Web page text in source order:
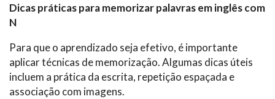
Dicas práticas para memorizar palavras em inglês com
N
Para que o aprendizado seja efetivo, é importante
aplicar técnicas de memorização. Algumas dicas úteis
incluem a prática da escrita, repetição espaçada e
associação com imagens.